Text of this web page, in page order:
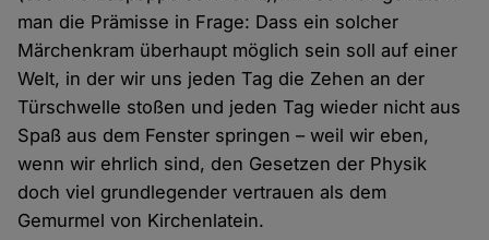
man die Prämisse in Frage: Dass ein solcher
Märchenkram überhaupt möglich sein soll auf einer
Welt, in der wir uns jeden Tag die Zehen an der
Türschwelle stoßen und jeden Tag wieder nicht aus
Spaß aus dem Fenster springen – weil wir eben,
wenn wir ehrlich sind, den Gesetzen der Physik
doch viel grundlegender vertrauen als dem
Gemurmel von Kirchenlatein.